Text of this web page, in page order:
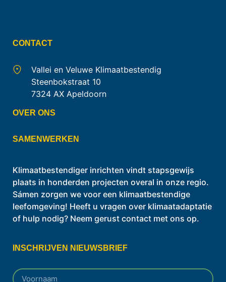
CONTACT
Vallei en Veluwe Klimaatbestendig
Steenbokstraat 10
7324 AX Apeldoorn
OVER ONS
SAMENWERKEN
Klimaatbestendiger inrichten vindt stapsgewijs
plaats in honderden projecten overal in onze regio.
Sámen zorgen we voor een klimaatbestendige
leefomgeving! Heeft u vragen over klimaatadaptatie
of hulp nodig? Neem gerust contact met ons op.
INSCHRIJVEN NIEUWSBRIEF